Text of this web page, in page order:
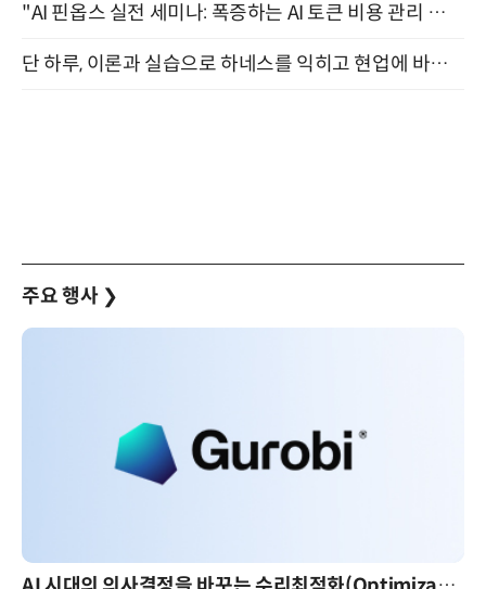
"AI 핀옵스 실전 세미나: 폭증하는 AI 토큰 비용 관리 전략" 8월 21일 개최
단 하루, 이론과 실습으로 하네스를 익히고 현업에 바로 쓰는 핸즈온 워크숍 (8/20)
주요 행사 ❯